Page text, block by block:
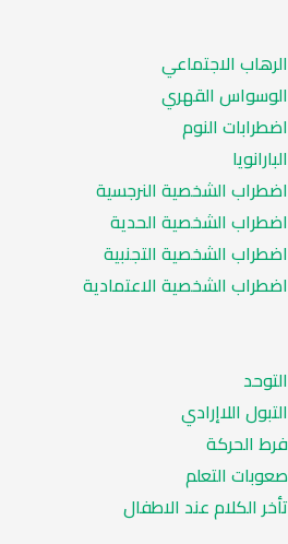
الرهاب الاجتماعي
الوسواس القهري
اضطرابات النوم
البارانويا
اضطراب الشخصية النرجسية
اضطراب الشخصية الحدية
اضطراب الشخصية التجنبية
اضطراب الشخصية الاعتمادية
التوحد
التبول اللاإرادي
فرط الحركة
صعوبات التعلم
تأخر الكلام عند الاطفال